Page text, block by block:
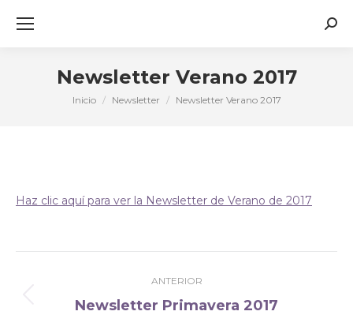
Newsletter Verano 2017
Estás aquí:
Inicio Newsletter Newsletter Verano 2017
Haz clic aquí para ver la Newsletter de Verano de 2017
publicaciones
ANTERIOR
Publicación
Newsletter Primavera 2017